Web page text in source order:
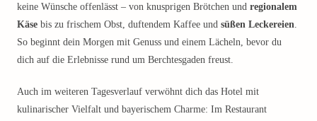
keine Wünsche offenlässt – von knusprigen Brötchen und regionalem
Käse bis zu frischem Obst, duftendem Kaffee und süßen Leckereien.
So beginnt dein Morgen mit Genuss und einem Lächeln, bevor du
dich auf die Erlebnisse rund um Berchtesgaden freust.
Auch im weiteren Tagesverlauf verwöhnt dich das Hotel mit
kulinarischer Vielfalt und bayerischem Charme: Im Restaurant